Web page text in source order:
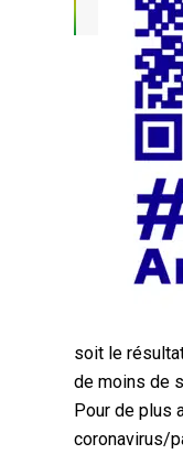
soit le
de moins de
Pour de plus
coronavirus/